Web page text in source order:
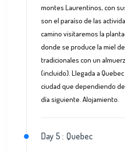
montes Laurentinos, con
son el paraíso de las
camino visitaremos la
donde se produce la miel
tradicionales con un
(incluido). Llegada a
ciudad que dependiendo
día siguiente. Alojamiento.
Day 5 : Quebec